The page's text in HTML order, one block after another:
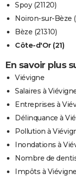
Spoy (21120)
Noiron-sur-Bèze
Bèze (21310)
Côte-d'Or (21)
En savoir plus
Viévigne
Salaires à
Entreprises à
Délinquance à
Pollution à
Inondations à
Nombre de
Impôts à Viévigne